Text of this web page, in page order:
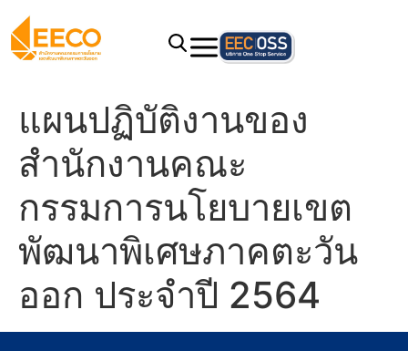
แผนปฏิบัติงานของ
สำนักงานคณะ
กรรมการนโยบายเขต
พัฒนาพิเศษภาคตะวัน
ออก ประจำปี 2564